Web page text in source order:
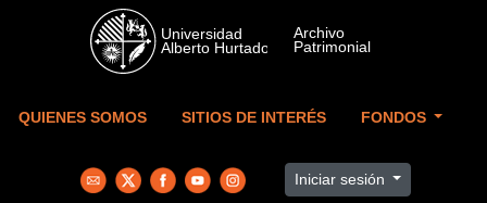
Skip to main content
QUIENES SOMOS SITIOS DE INTERÉS FONDOS
Iniciar sesión